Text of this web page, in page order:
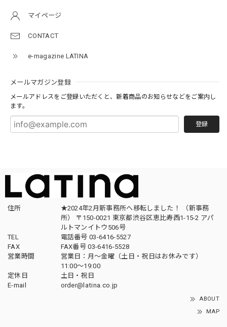
マイページ
CONTACT
e-magazine LATINA
メールマガジン登録
メールアドレスをご登録いただくと、新着商品のお知らせなどをご案内し
ます。
登録
住所
★2024年2月新事務所へ移転しました！ （新事務
所） 〒150-0021 東京都渋谷区恵比寿西1-15-2 アパ
ルトマンイトウ506号
TEL
電話番号 03-6416-5527
FAX
FAX番号 03-6416-5528
営業時間
営業日：月〜金曜（土日・祝日はお休みです）
11:00〜19:00
定休日
土日・祝日
E-mail
order@latina.co.jp
ABOUT
MAP